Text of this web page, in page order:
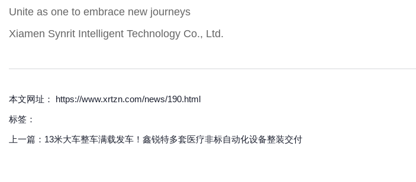
Unite as one to embrace new journeys
Xiamen Synrit Intelligent Technology Co., Ltd.
本文网址： https://www.xrtzn.com/news/190.html
标签：
上一篇： 13米大车整车满载发车！鑫锐特多套医疗非标自动化设备整装交付